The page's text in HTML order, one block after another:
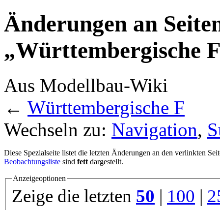
Änderungen an
„Württembergische
Aus Modellbau-Wiki
← Württembergische F
Wechseln zu: Navigation,
Diese Spezialseite listet die letzten Änderungen an den verlinkten
Beobachtungsliste sind fett dargestellt.
Anzeigeoptionen
Zeige die letzten 50 | 100 |